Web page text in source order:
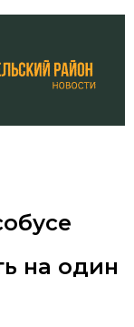
на один